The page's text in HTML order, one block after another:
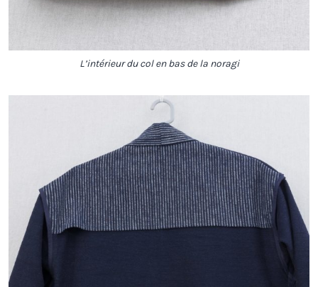
L’intérieur du col en bas de la noragi